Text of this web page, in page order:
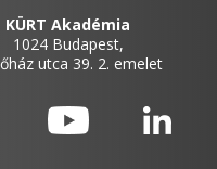
KÜRT Akadémia
1024 Budapest,
utca 39. 2. emelet